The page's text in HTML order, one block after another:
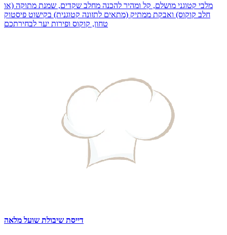
מלבי קטוגני מושלם, קל ומהיר להכנה מחלב שקדים, שמנת מתוקה (או
חלב קוקוס) ואבקת ממתיק (מתאים לתזונה קטוגנית) בקישוט פיסטוק
טחון, קוקוס ופירות יער לבחירתכם
דייסת שיבולת שועל מלאה